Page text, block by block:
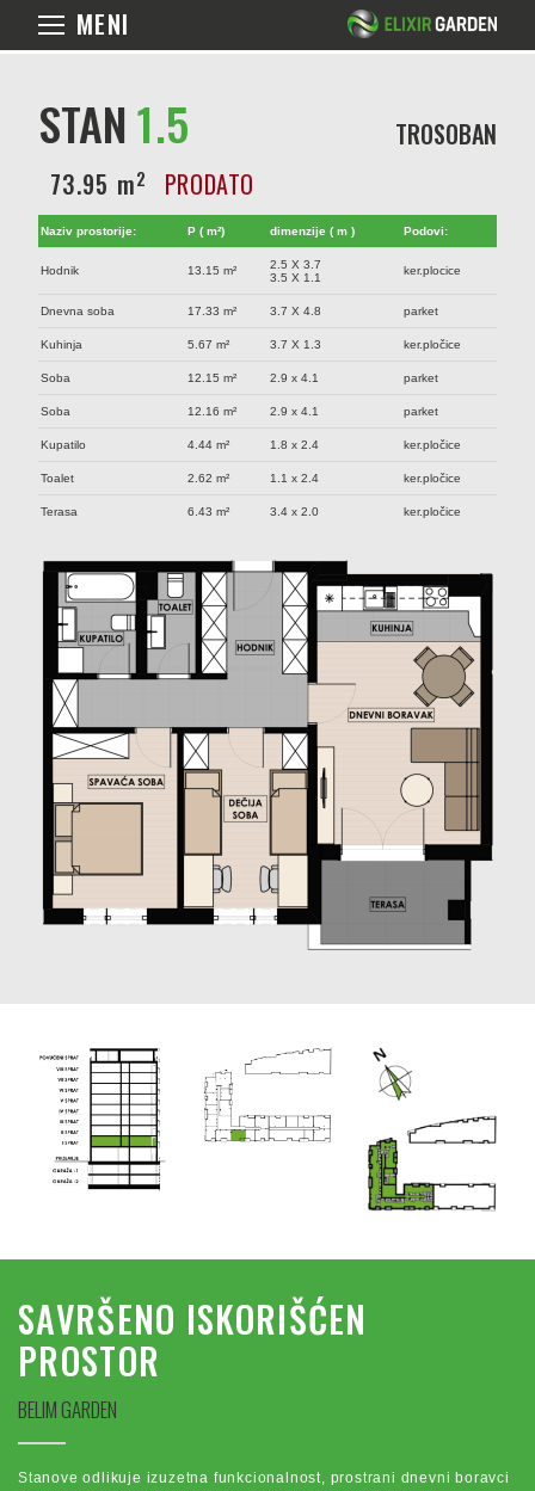
MENI
STAN1.5
TROSOBAN
73.95 m2 PRODATO
Naziv prostorije: P ( m²) dimenzije ( m ) Podovi:
Hodnik 13.15 m²
2.5 X 3.7
3.5 X 1.1
ker.plocice
Dnevna soba 17.33 m² 3.7 X 4.8 parket
Kuhinja 5.67 m² 3.7 X 1.3 ker.pločice
Soba 12.15 m² 2.9 x 4.1 parket
Soba 12.16 m² 2.9 x 4.1 parket
Kupatilo 4.44 m² 1.8 x 2.4 ker.pločice
Toalet 2.62 m² 1.1 x 2.4 ker.pločice
Terasa 6.43 m² 3.4 x 2.0 ker.pločice
SAVRŠENO ISKORIŠĆEN
PROSTOR
BELIM GARDEN
Stanove odlikuje izuzetna funkcionalnost, prostrani dnevni boravci